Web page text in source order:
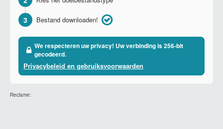
3 Bestand downloaden!
We respecteren uw privacy! Uw verbinding is 256-bit
gecodeerd.
Privacybeleid en gebruiksvoorwaarden
Reclame: